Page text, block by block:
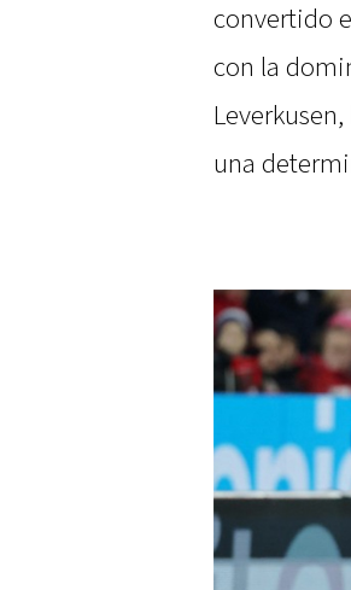
convertido
con la
una